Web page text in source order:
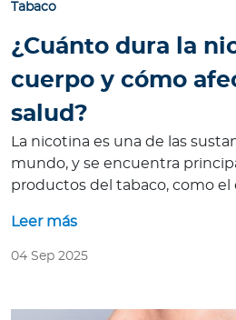
Tabaco
¿Cuánto dura la
cuerpo y cómo
salud?
La nicotina es una de las
mundo, y se encuentra
productos del tabaco, como el
Leer más
04 Sep 2025